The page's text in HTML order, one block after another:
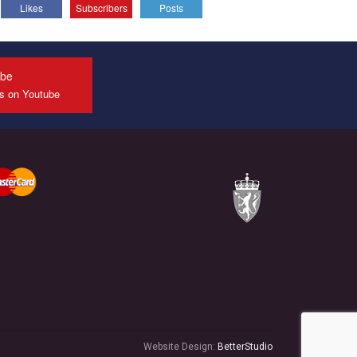
All you have to do is to press "Like" below the
Эмоционально сильный ролик от команды "Гей-
конкурсе международной организации PACT на
развития организации.
дискриминацией на почве СОГИ в Украине.
Все, что вам нужно сделать - это зайти на наш
канал YouTube по этой ссылке и поставить лайк
Likes Subscribers Posts
on Youtube
Website Design: BetterStudio